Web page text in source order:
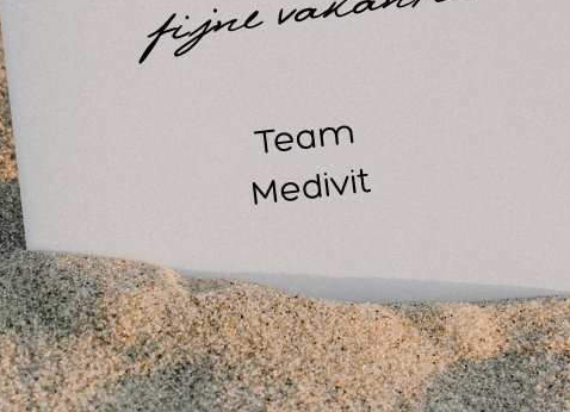
Salvequick navulling REF
6444 elastische pleister / 6x
40 st.
Salvequick navulling
plastic pleisters / 6 x 45